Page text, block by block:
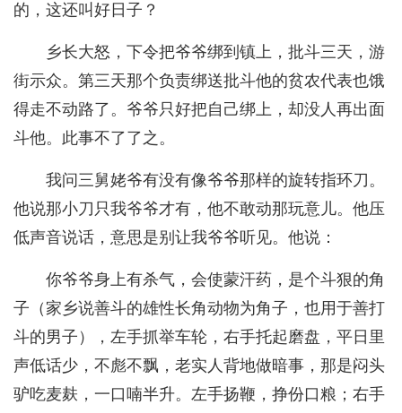
的，这还叫好日子？
乡长大怒，下令把爷爷绑到镇上，批斗三天，游
街示众。第三天那个负责绑送批斗他的贫农代表也饿
得走不动路了。爷爷只好把自己绑上，却没人再出面
斗他。此事不了了之。
我问三舅姥爷有没有像爷爷那样的旋转指环刀。
他说那小刀只我爷爷才有，他不敢动那玩意儿。他压
低声音说话，意思是别让我爷爷听见。他说：
你爷爷身上有杀气，会使蒙汗药，是个斗狠的角
子（家乡说善斗的雄性长角动物为角子，也用于善打
斗的男子），左手抓举车轮，右手托起磨盘，平日里
声低话少，不彪不飘，老实人背地做暗事，那是闷头
驴吃麦麸，一口喃半升。左手扬鞭，挣份口粮；右手